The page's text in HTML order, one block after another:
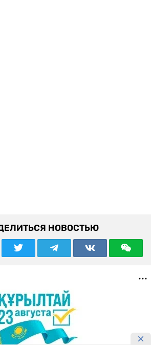
НОВОСТЬЮ